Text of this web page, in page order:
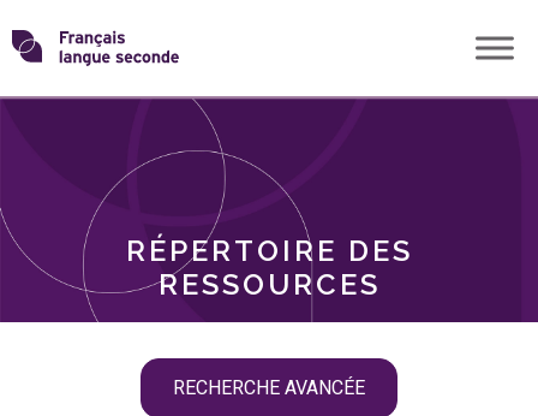
Skip
toTransformons
langue
RÉPERTOIRE DES
RESSOURCES
RECHERCHE AVANCÉE
THÈMES